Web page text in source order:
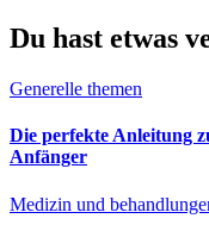
Du hast etwas
Generelle themen
Die perfekte Anleitung
Anfänger
Medizin und